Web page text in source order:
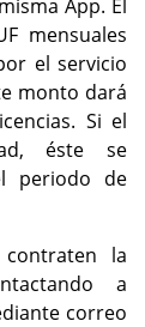
App. El
mensuales
el servicio
monto dará
Si el
éste se
periodo de
la
a
correo